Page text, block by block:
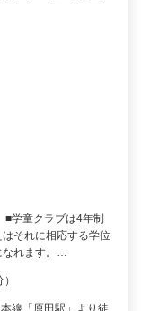
■学童クラブは4年制
それに相応する学位
なれます。…
線「原田駅」より徒